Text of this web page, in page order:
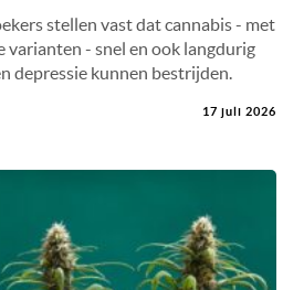
stellen vast dat cannabis - met
varianten - snel en ook langdurig
depressie kunnen bestrijden.
17 juli 2026